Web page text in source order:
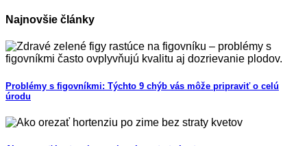
Najnovšie články
Problémy s figovníkmi: Týchto 9 chýb vás môže pripraviť o celú
úrodu